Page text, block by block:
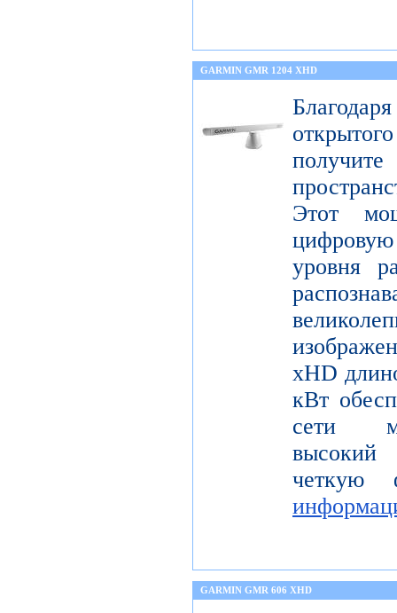
GARMIN GMR 1204 XHD
Этот
уровня
xHD
кВт
сети
высокий
четкую
GARMIN GMR 606 XHD